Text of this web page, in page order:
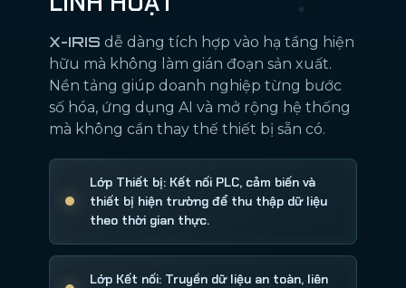
X-IRIS dễ dàng tích hợp vào hạ tầng hiện
hữu mà không làm gián đoạn sản xuất.
Nền tảng giúp doanh nghiệp từng bước
số hóa, ứng dụng AI và mở rộng hệ thống
mà không cần thay thế thiết bị sẵn có.
Lớp Thiết bị: Kết nối PLC, cảm biến và
thiết bị hiện trường để thu thập dữ liệu
theo thời gian thực.
Lớp Kết nối: Truyền dữ liệu an toàn, liên